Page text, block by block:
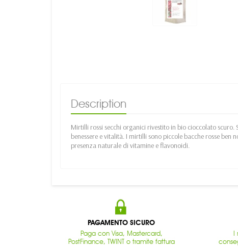
Description
Mirtilli rossi secchi organici rivestito in bio cioccolato scuro.
benessere e vitalità. I mirtilli sono piccole bacche rosse
presenza naturale di vitamine e flavonoidi.
PAGAMENTO SICURO
Paga con Visa, Mastercard,
PostFinance, TWINT o tramite fattura
I